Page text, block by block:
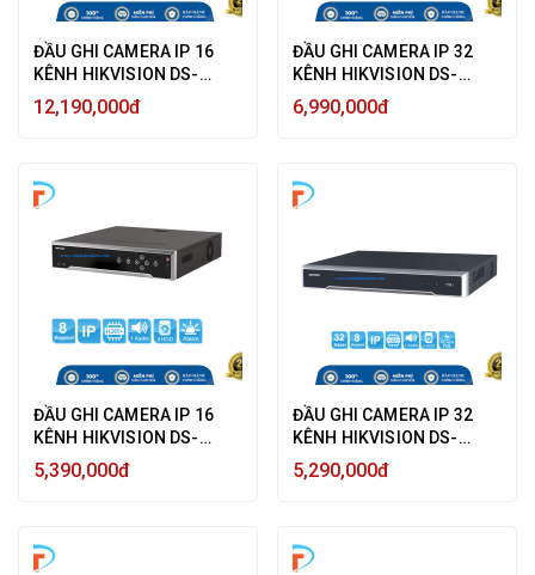
ĐẦU GHI CAMERA IP 16
KÊNH HIKVISION DS-
8616NI-K8, 8 SATA HDD,
HDMI 4K, VGA, ESATA,
12,190,000đ
ĐẦU GHI CAMERA IP 32
KÊNH HIKVISION DS-
7732NI-K4 8MP ULTRA HD
4K, 4 HDD SATA - HÀNG
6,990,000đ
ĐẦU GHI CAMERA IP 16
KÊNH HIKVISION DS-
7716NI-K4 8MP ULTRA HD
4K, 4 HDD SATA - HÀNG
5,390,000đ
ĐẦU GHI CAMERA IP 32
KÊNH HIKVISION DS-
7632NI-K2 ULTRA HD 4K
8MP VÀ 2 HDD - HÀNG
5,290,000đ